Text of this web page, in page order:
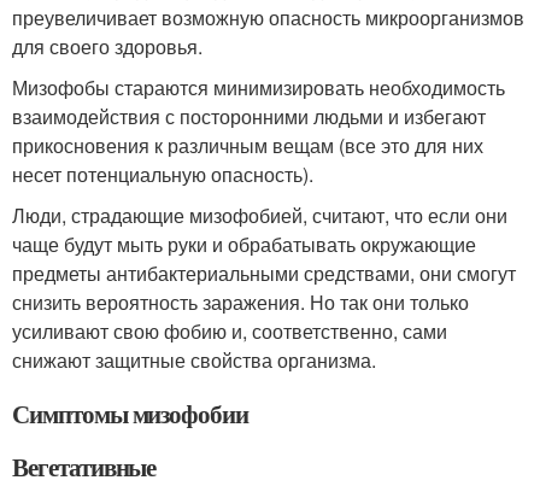
преувеличивает возможную опасность микроорганизмов
для своего здоровья.
Мизофобы стараются минимизировать необходимость
взаимодействия с посторонними людьми и избегают
прикосновения к различным вещам (все это для них
несет потенциальную опасность).
Люди, страдающие мизофобией, считают, что если они
чаще будут мыть руки и обрабатывать окружающие
предметы антибактериальными средствами, они смогут
снизить вероятность заражения. Но так они только
усиливают свою фобию и, соответственно, сами
снижают защитные свойства организма.
Симптомы мизофобии
Вегетативные